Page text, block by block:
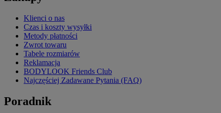
Klienci o nas
Czas i koszty wysyłki
Metody płatności
Zwrot towaru
Tabele rozmiarów
Reklamacja
BODYLOOK Friends Club
Najczęściej Zadawane Pytania (FAQ)
Poradnik